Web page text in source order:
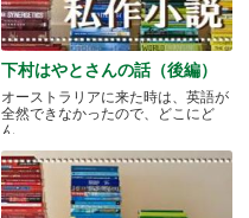
下村はやとさんの話（後編）
オーストラリアに来た時は、英語が
全然できなかったので、どこにど
ん.....